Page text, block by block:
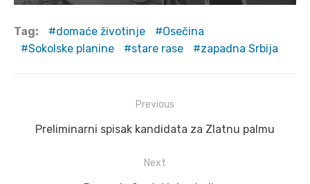
Tag: domaće životinje
Osečina
Sokolske planine
stare rase zapadna Srbija
navigation
Previous
Previous
Preliminarni spisak kandidata za Zlatnu palmu
Next